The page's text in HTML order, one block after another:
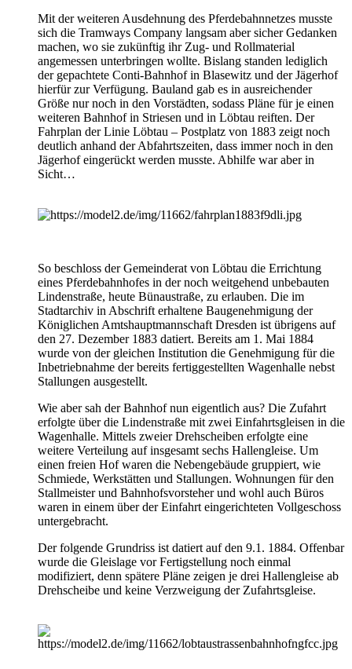
Mit der weiteren Ausdehnung des Pferdebahnnetzes musste
sich die Tramways Company langsam aber sicher Gedanken
machen, wo sie zukünftig ihr Zug- und Rollmaterial
angemessen unterbringen wollte. Bislang standen lediglich
der gepachtete Conti-Bahnhof in Blasewitz und der Jägerhof
hierfür zur Verfügung. Bauland gab es in ausreichender
Größe nur noch in den Vorstädten, sodass Pläne für je einen
weiteren Bahnhof in Striesen und in Löbtau reiften. Der
Fahrplan der Linie Löbtau – Postplatz von 1883 zeigt noch
deutlich anhand der Abfahrtszeiten, dass immer noch in den
Jägerhof eingerückt werden musste. Abhilfe war aber in
Sicht…
So beschloss der Gemeinderat von Löbtau die Errichtung
eines Pferdebahnhofes in der noch weitgehend unbebauten
Lindenstraße, heute Bünaustraße, zu erlauben. Die im
Stadtarchiv in Abschrift erhaltene Baugenehmigung der
Königlichen Amtshauptmannschaft Dresden ist übrigens auf
den 27. Dezember 1883 datiert. Bereits am 1. Mai 1884
wurde von der gleichen Institution die Genehmigung für die
Inbetriebnahme der bereits fertiggestellten Wagenhalle nebst
Stallungen ausgestellt.
Wie aber sah der Bahnhof nun eigentlich aus? Die Zufahrt
erfolgte über die Lindenstraße mit zwei Einfahrtsgleisen in die
Wagenhalle. Mittels zweier Drehscheiben erfolgte eine
weitere Verteilung auf insgesamt sechs Hallengleise. Um
einen freien Hof waren die Nebengebäude gruppiert, wie
Schmiede, Werkstätten und Stallungen. Wohnungen für den
Stallmeister und Bahnhofsvorsteher und wohl auch Büros
waren in einem über der Einfahrt eingerichteten Vollgeschoss
untergebracht.
Der folgende Grundriss ist datiert auf den 9.1. 1884. Offenbar
wurde die Gleislage vor Fertigstellung noch einmal
modifiziert, denn spätere Pläne zeigen je drei Hallengleise ab
Drehscheibe und keine Verzweigung der Zufahrtsgleise.